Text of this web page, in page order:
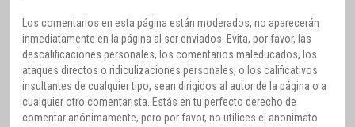
Los comentarios en esta página están moderados, no aparecerán
inmediatamente en la página al ser enviados. Evita, por favor, las
descalificaciones personales, los comentarios maleducados, los
ataques directos o ridiculizaciones personales, o los calificativos
insultantes de cualquier tipo, sean dirigidos al autor de la página o a
cualquier otro comentarista. Estás en tu perfecto derecho de
comentar anónimamente, pero por favor, no utilices el anonimato